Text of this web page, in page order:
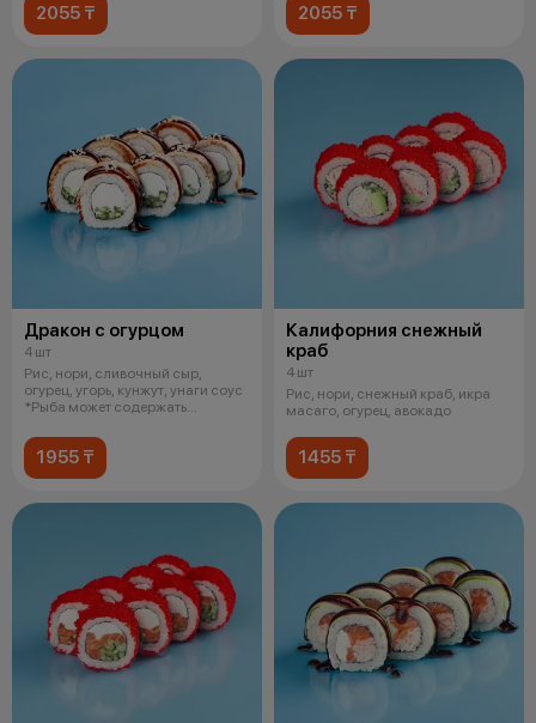
2055 ₸ 2055 ₸
Дракон с огурцом
4 шт
Рис, нори, сливочный сыр,
огурец, угорь, кунжут, унаги соус
*Рыба может содержать
1955 ₸
Калифорния снежный
краб
4 шт
Рис, нори, снежный краб, икра
масаго, огурец, авокадо
1455 ₸